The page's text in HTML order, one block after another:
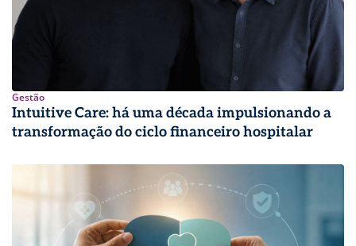
Gestão
Intuitive Care: há uma década impulsionando a
transformação do ciclo financeiro hospitalar